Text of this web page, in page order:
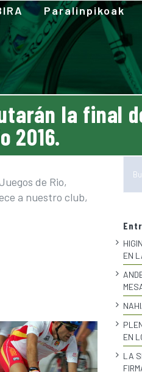
Paralinpikoak
la final
2016.
de Rio,
a nuestro club,
EN
EN
LA